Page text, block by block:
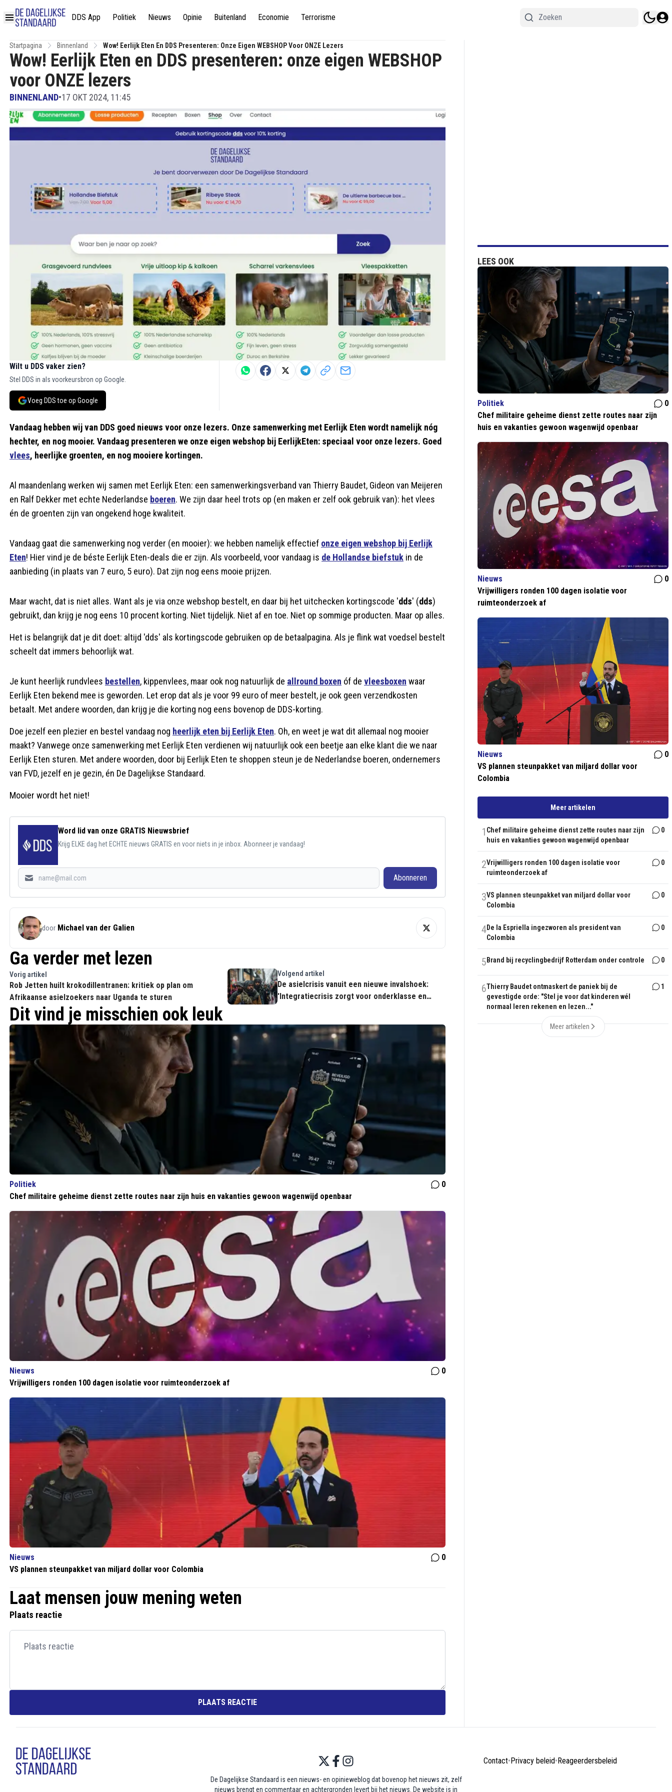
DDS App Politiek Nieuws Opinie Buitenland Economie Terrorisme
Startpagina Binnenland Wow! Eerlijk Eten En DDS Presenteren: Onze Eigen WEBSHOP Voor ONZE Lezers
Wow! Eerlijk Eten en DDS presenteren: onze eigen WEBSHOP
voor ONZE lezers
BINNENLAND•17 OKT 2024, 11:45
Wilt u DDS vaker zien?
Stel DDS in als voorkeursbron op Google.
Voeg DDS toe op Google
Vandaag hebben wij van DDS goed nieuws voor onze lezers. Onze samenwerking met Eerlijk Eten wordt namelijk nóg
hechter, en nog mooier. Vandaag presenteren we onze eigen webshop bij EerlijkEten: speciaal voor onze lezers. Goed
vlees, heerlijke groenten, en nog mooiere kortingen.
Al maandenlang werken wij samen met Eerlijk Eten: een samenwerkingsverband van Thierry Baudet, Gideon van Meijeren
en Ralf Dekker met echte Nederlandse boeren. We zijn daar heel trots op (en maken er zelf ook gebruik van): het vlees
én de groenten zijn van ongekend hoge kwaliteit.
Vandaag gaat die samenwerking nog verder (en mooier): we hebben namelijk effectief onze eigen webshop bij Eerlijk
Eten! Hier vind je de béste Eerlijk Eten-deals die er zijn. Als voorbeeld, voor vandaag is de Hollandse biefstuk in de
aanbieding (in plaats van 7 euro, 5 euro). Dat zijn nog eens mooie prijzen.
Maar wacht, dat is niet alles. Want als je via onze webshop bestelt, en daar bij het uitchecken kortingscode 'dds' (dds)
gebruikt, dan krijg je nog eens 10 procent korting. Niet tijdelijk. Niet af en toe. Niet op sommige producten. Maar op alles.
Het is belangrijk dat je dit doet: altijd 'dds' als kortingscode gebruiken op de betaalpagina. Als je flink wat voedsel bestelt
scheelt dat immers behoorlijk wat.
Je kunt heerlijk rundvlees bestellen, kippenvlees, maar ook nog natuurlijk de allround boxen óf de vleesboxen waar
Eerlijk Eten bekend mee is geworden. Let erop dat als je voor 99 euro of meer bestelt, je ook geen verzendkosten
betaalt. Met andere woorden, dan krijg je die korting nog eens bovenop de DDS-korting.
Doe jezelf een plezier en bestel vandaag nog heerlijk eten bij Eerlijk Eten. Oh, en weet je wat dit allemaal nog mooier
maakt? Vanwege onze samenwerking met Eerlijk Eten verdienen wij natuurlijk ook een beetje aan elke klant die we naar
Eerlijk Eten sturen. Met andere woorden, door bij Eerlijk Eten te shoppen steun je de Nederlandse boeren, ondernemers
van FVD, jezelf en je gezin, én De Dagelijkse Standaard.
Mooier wordt het niet!
Word lid van onze GRATIS Nieuwsbrief
Krijg ELKE dag het ECHTE nieuws GRATIS en voor niets in je inbox. Abonneer je vandaag!
Abonneren
door Michael van der Galien
Ga verder met lezen
Vorig artikel
Rob Jetten huilt krokodillentranen: kritiek op plan om
Afrikaanse asielzoekers naar Uganda te sturen
Volgend artikel
De asielcrisis vanuit een nieuwe invalshoek:
'Integratiecrisis zorgt voor onderklasse en
Dit vind je misschien ook leuk
Politiek
0
Chef militaire geheime dienst zette routes naar zijn huis en vakanties gewoon wagenwijd openbaar
Nieuws
0
Vrijwilligers ronden 100 dagen isolatie voor ruimteonderzoek af
Nieuws
0
VS plannen steunpakket van miljard dollar voor Colombia
Laat mensen jouw mening weten
Plaats reactie
PLAATS REACTIE
LEES OOK
Politiek
0
Chef militaire geheime dienst zette routes naar zijn
huis en vakanties gewoon wagenwijd openbaar
Nieuws
0
Vrijwilligers ronden 100 dagen isolatie voor
ruimteonderzoek af
Nieuws
0
VS plannen steunpakket van miljard dollar voor
Colombia
Meer artikelen
1 Chef militaire geheime dienst zette routes naar zijn
huis en vakanties gewoon wagenwijd openbaar
0
2Vrijwilligers ronden 100 dagen isolatie voor
ruimteonderzoek af
0
3VS plannen steunpakket van miljard dollar voor
Colombia
0
4De la Espriella ingezworen als president van
Colombia
0
5 Brand bij recyclingbedrijf Rotterdam onder controle 0
6Thierry Baudet ontmaskert de paniek bij de
gevestigde orde: "Stel je voor dat kinderen wél
normaal leren rekenen en lezen..."
1
Meer artikelen
Contact• Privacy beleid• Reageerdersbeleid
De Dagelijkse Standaard is een nieuws- en opinieweblog dat bovenop het nieuws zit, zelf
nieuws brengt en commentaar en achtergronden levert bij het nieuws. De website is in